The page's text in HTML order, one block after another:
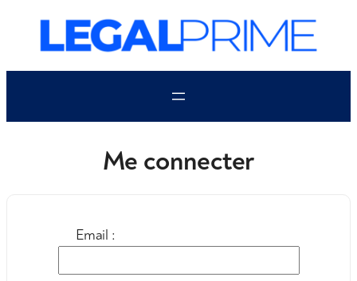
contenu
Me connecter
Email :